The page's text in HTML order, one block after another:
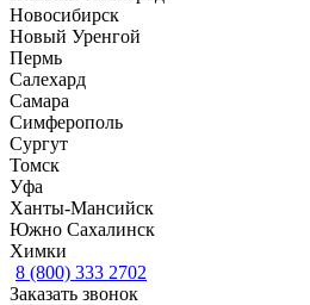
Новосибирск
Новый Уренгой
Пермь
Салехард
Самара
Симферополь
Сургут
Томск
Уфа
Ханты-Мансийск
Южно Сахалинск
Химки
8 (800) 333 2702
Заказать звонок